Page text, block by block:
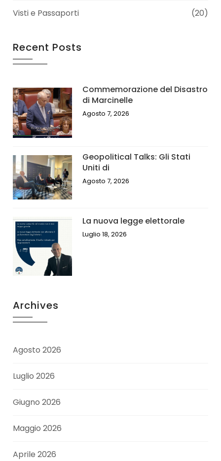
Visti e Passaporti (20)
Recent Posts
Commemorazione del Disastro
di Marcinelle
Agosto 7, 2026
Geopolitical Talks: Gli Stati
Uniti di
Agosto 7, 2026
La nuova legge elettorale
Luglio 18, 2026
Archives
Agosto 2026
Luglio 2026
Giugno 2026
Maggio 2026
Aprile 2026